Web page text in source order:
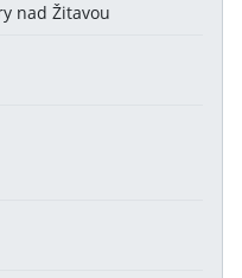
nad Žitavou